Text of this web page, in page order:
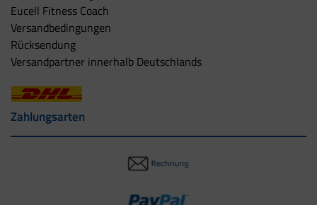
Eucell Fitness Coach
Versandbedingungen
Rücksendung
Versandpartner innerhalb Deutschlands
Zahlungsarten